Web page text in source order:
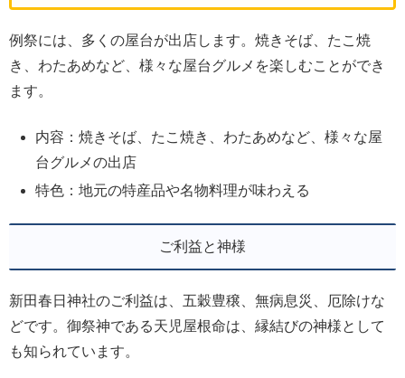
例祭には、多くの屋台が出店します。焼きそば、たこ焼
き、わたあめなど、様々な屋台グルメを楽しむことができ
ます。
内容：焼きそば、たこ焼き、わたあめなど、様々な屋
台グルメの出店
特色：地元の特産品や名物料理が味わえる
ご利益と神様
新田春日神社のご利益は、五穀豊穣、無病息災、厄除けな
どです。御祭神である天児屋根命は、縁結びの神様として
も知られています。